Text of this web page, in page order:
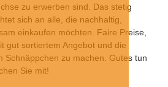
zu erwerben sind. Das stetig
sich an alle, die nachhaltig,
einkaufen möchten. Faire Preise,
gut sortiertem Angebot und die
Schnäppchen zu machen. Gutes tun
Sie mit!